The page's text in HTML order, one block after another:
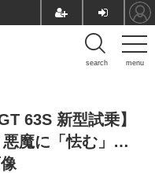
menu
search
63S 新型試乗】
悪魔に「怯む」…